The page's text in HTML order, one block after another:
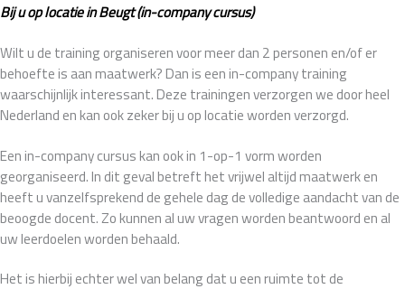
Bij u op locatie in Beugt (in-company cursus)
Wilt u de training organiseren voor meer dan 2 personen en/of er
behoefte is aan maatwerk? Dan is een in-company training
waarschijnlijk interessant. Deze trainingen verzorgen we door heel
Nederland en kan ook zeker bij u op locatie worden verzorgd.
Een in-company cursus kan ook in 1-op-1 vorm worden
georganiseerd. In dit geval betreft het vrijwel altijd maatwerk en
heeft u vanzelfsprekend de gehele dag de volledige aandacht van de
beoogde docent. Zo kunnen al uw vragen worden beantwoord en al
uw leerdoelen worden behaald.
Het is hierbij echter wel van belang dat u een ruimte tot de